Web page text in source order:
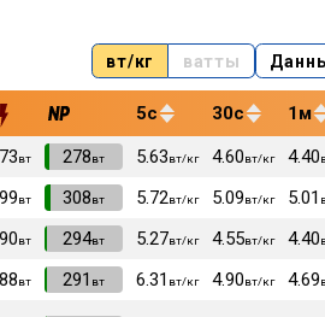
вт/кг ватты
5с 30с 1м
вт VI278вт 5.63вт/кг 4.60вт/кг 4.40
вт VI308вт 5.72вт/кг 5.09вт/кг 5.01
вт VI294вт 5.27вт/кг 4.55вт/кг 4.40
вт VI291 вт 6.31 вт/кг 4.90вт/кг 4.69